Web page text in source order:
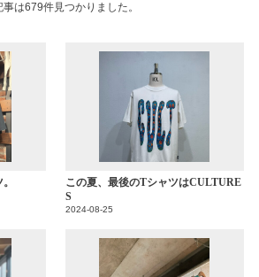
事は679件見つかりました。
この夏、最後のTシャツはCULTURE
S
2024-08-25